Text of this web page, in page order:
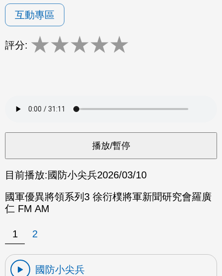
互動專區
評分: ★★★★★
目前播放: 國防小尖兵2026/03/10
國軍優異將領系列3 徐衍樸將軍新聞研究會羅廣
仁 FM AM
1 2
國防小尖兵